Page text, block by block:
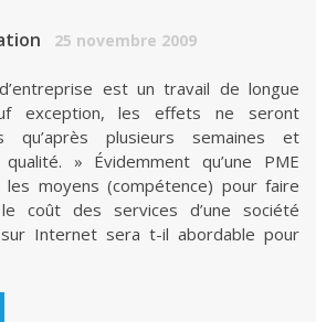
25 novembre 2009
est un travail de longue
exception, les effets ne seront
qu’après plusieurs semaines et
» Évidemment qu’une PME
les moyens (compétence) pour faire
coût des services d’une société
sur Internet sera t-il abordable pour